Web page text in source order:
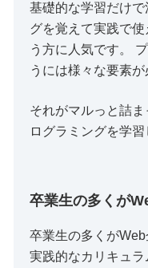
基礎的な学習だけ
グを覚えて実践で
う方に人気です。
うには様々な要素が
それがマルっと詰
ログラミングを学
卒業生の多くが
卒業生の多くがWeb
実践的なカリキュ